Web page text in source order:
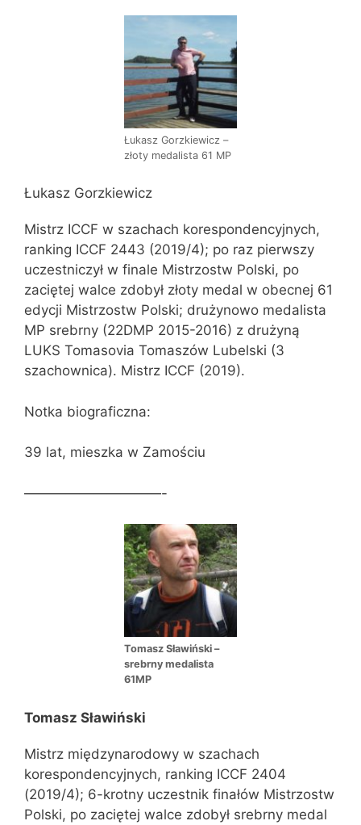
Łukasz Gorzkiewicz –
złoty medalista 61 MP
Łukasz Gorzkiewicz
Mistrz ICCF w szachach korespondencyjnych,
ranking ICCF 2443 (2019/4); po raz pierwszy
uczestniczył w finale Mistrzostw Polski, po
zaciętej walce zdobył złoty medal w obecnej 61
edycji Mistrzostw Polski; drużynowo medalista
MP srebrny (22DMP 2015-2016) z drużyną
LUKS Tomasovia Tomaszów Lubelski (3
szachownica). Mistrz ICCF (2019).
Notka biograficzna:
39 lat, mieszka w Zamościu
——————————-
Tomasz Sławiński –
srebrny medalista
61MP
Tomasz Sławiński
Mistrz międzynarodowy w szachach
korespondencyjnych, ranking ICCF 2404
(2019/4); 6-krotny uczestnik finałów Mistrzostw
Polski, po zaciętej walce zdobył srebrny medal